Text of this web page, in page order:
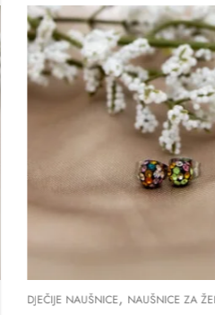
DJEČIJE NAUŠNICE,NAUŠNICE ZA ŽENE